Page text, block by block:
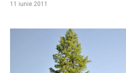
11 iunie 2011